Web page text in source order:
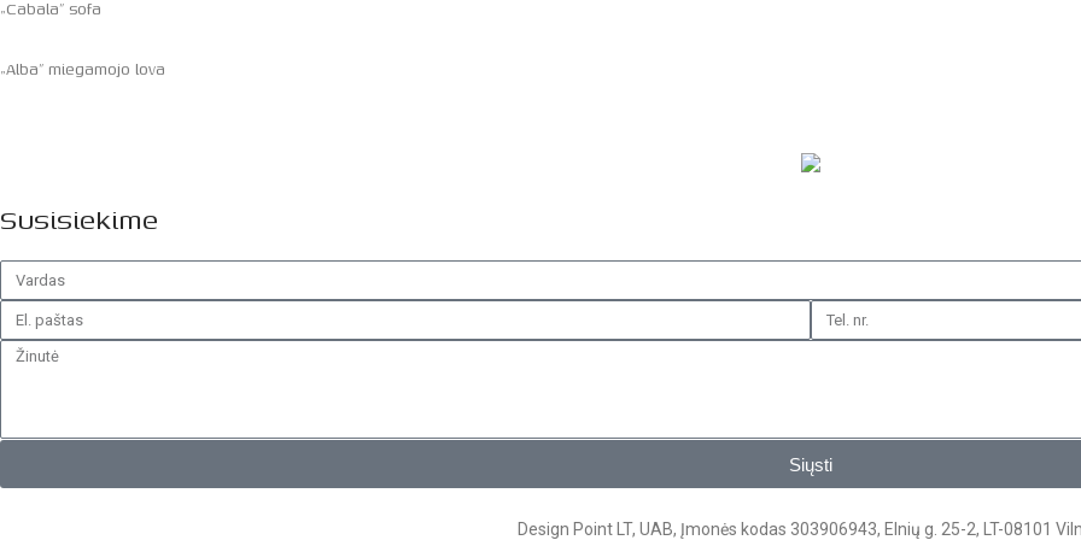
„Cabala” sofa
„Alba” miegamojo lova
Susisiekime
Siųsti
Design Point LT, UAB, Įmonės kodas 303906943, Elnių g. 25-2, LT-08101